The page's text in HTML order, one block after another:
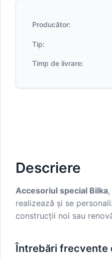
Producător:
Tip:
Timp de livrare:
Descriere
Accesoriul special Bilka
realizează și se
construcții noi sau
Întrebări frecvente